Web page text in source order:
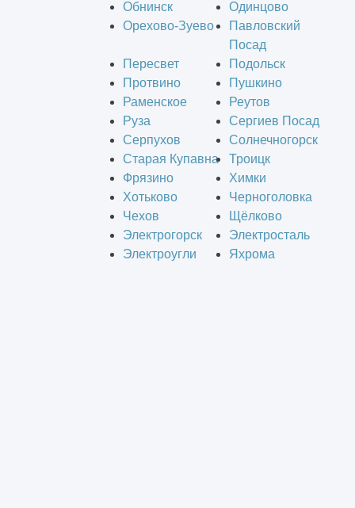
Обнинск
Одинцово
Орехово-Зуево
Павловский
Посад
Пересвет
Подольск
Протвино
Пушкино
Раменское
Реутов
Руза
Сергиев Посад
Серпухов
Солнечногорск
Старая Купавна
Троицк
Фрязино
Химки
Хотьково
Черноголовка
Чехов
Щёлково
Электрогорск
Электросталь
Электроугли
Яхрома